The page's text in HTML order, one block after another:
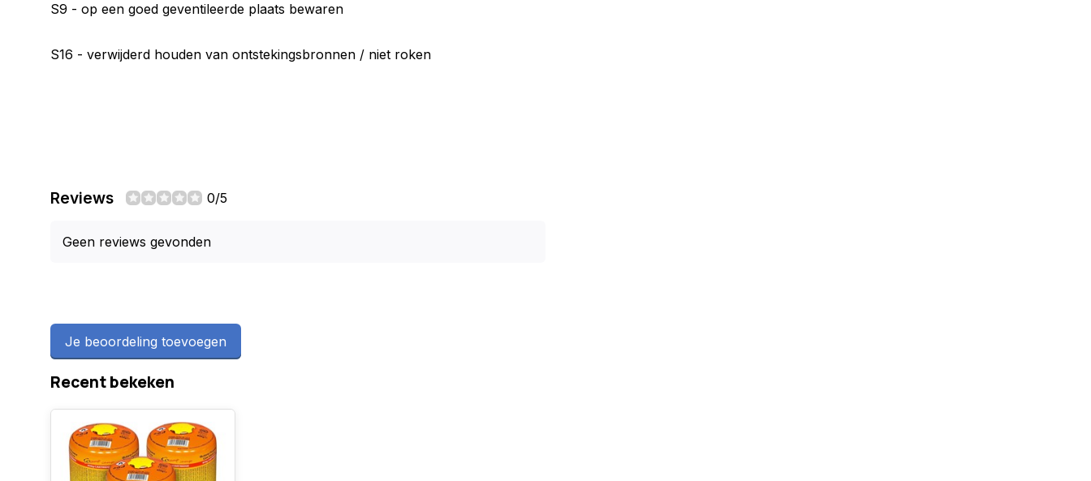
S9 - op een goed geventileerde plaats bewaren
S16 - verwijderd houden van ontstekingsbronnen / niet roken
Reviews 0/5
Geen reviews gevonden
Je beoordeling toevoegen
Recent bekeken